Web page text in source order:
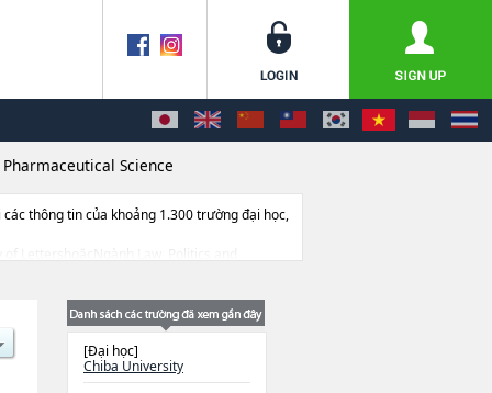
Pharmaceutical Science
các thông tin của khoảng 1.300 trường đại học,
[Đại học]
Chiba University